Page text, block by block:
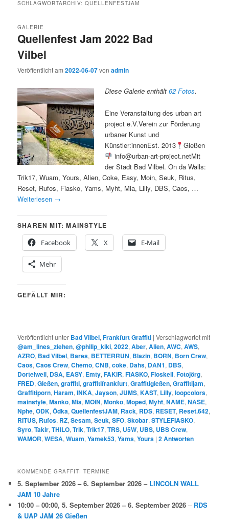
SCHLAGWORTARCHIV:QUELLENFESTJAM
Quellenfest Jam 2022 Bad
Vilbel
GALERIE
Veröffentlicht am2022-06-07vonadmin
Diese Galerie enthält62 Fotos.
Eine Veranstaltung des urban art
project e.V.Verein zur Förderung
urbaner Kunst und
Künstler:innenEst. 2013
Gießen
info@urban-art-project.netMit
der Stadt Bad Vilbel. On da Walls:
Trik17, Wuam, Yours, Alien, Coke, Easy, Moin, Seuk, Ritus,
Reset, Rufos, Fiasko, Yams, Myht, Mia, Lilly, DBS, Caos, …
Weiterlesen →
SHAREN MIT: MAINSTYLE
Facebook
X E-Mail
Mehr
GEFÄLLT MIR:
Veröffentlicht unter Bad Vilbel,Frankfurt Graffiti |Verschlagwortet mit
@am_lines_ziehen,@philip_kiki,2022,Aber,Alien,AWC,AWS,
AZRO, Bad Vilbel, Bares, BETTERRUN, Blazin, BORN, Born Crew,
Caos,Caos Crew,Chemo,CNB,coke, Dahs, DAN1, DBS,
Dortelweil, DSA, EASY, Emty,FAKIR,FIASKO,Floskell,Fotojörg,
FRED,Gießen,graffiti,graffitifrankfurt,Graffitigießen,Graffitijam,
Graffitiporn,Haram,INKA,Jayson,JUMS,KAST, Lilly,loopcolors,
mainstyle,Manko,Mia,MOIN,Monko,Moped,Myht,NAME,NASE,
Nphe,ODK,Ödka,QuellenfestJAM, Rack, RDS, RESET, Reset.642,
RITUS, Rufos, RZ,Sesam,Seuk,SFO,Skobar,STYLEFIASKO,
Syro,Takir,THILO,Trik,Trik17,TRS, U5W, UBS, UBS Crew,
WAMOR,WESA,Wuam,Yamek53,Yams,Yours |2Antworten
KOMMENDE GRAFFITI TERMINE
5. September 2026 – 6. September 2026 – LINCOLN WALL
JAM 10 Jahre
10:00 – 00:00,5. September 2026 – 6. September 2026 – RDS
& UAP JAM 26 Gießen